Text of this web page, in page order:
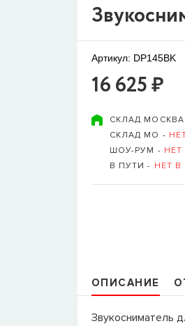
Артикул: DP145BK
16 625 ₽
СКЛАД
СКЛАД МО -
ШОУ-РУМ -
В ПУТИ - НЕТ
ОПИСАНИЕ
Звукосниматель